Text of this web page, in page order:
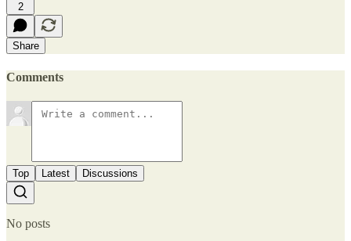
2
Share
Comments
Top Latest Discussions
No posts